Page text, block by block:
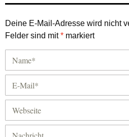
Deine E-Mail-Adresse wird nicht
Felder sind mit* markiert